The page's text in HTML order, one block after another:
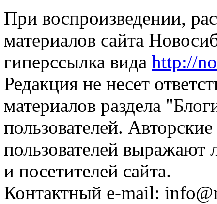
При воспроизведении,
материалов сайта
гиперссылка вида http://
Редакция не несет
материалов раздела
пользователей.
пользователей выражают
и посетителей сайта.
Контактный e-mail: